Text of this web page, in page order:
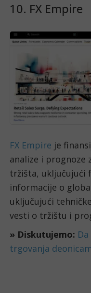
10. FX Empire
FX Empire je
analize i prognoze
tržišta, uključujući
informacije o
uključujući
vesti o tržištu i
» Diskutujemo:
trgovanja